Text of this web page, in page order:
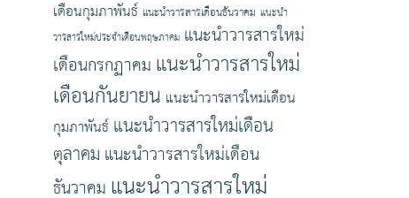
เดือนกุมภาพันธ์ แนะนำวารสารเดือนธันวาคม แนะนำ
วารสารใหม่ประจำเดือนพฤษภาคม แนะนำวารสารใหม่
เดือนกรกฏาคม แนะนำวารสารใหม่
เดือนกันยายน แนะนำวารสารใหม่เดือน
กุมภาพันธ์ แนะนำวารสารใหม่เดือน
ตุลาคม แนะนำวารสารใหม่เดือน
ธันวาคม แนะนำวารสารใหม่